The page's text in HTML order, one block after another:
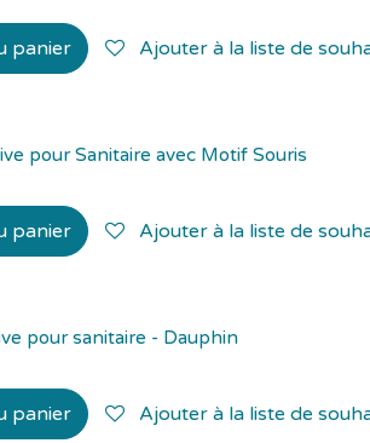
panier Ajouter à la liste de
pour Sanitaire avec Motif Souris
panier Ajouter à la liste de
pour sanitaire - Dauphin
panier Ajouter à la liste de